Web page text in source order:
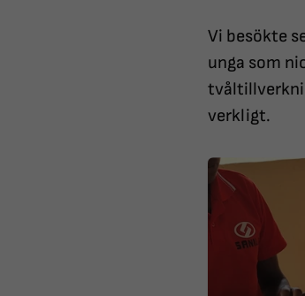
Vi besökte
unga som
verkligt.